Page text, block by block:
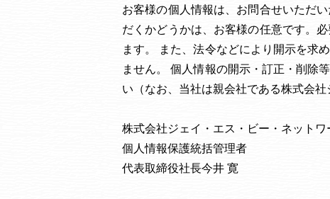
お客様の個人情報は、お問合せいただ
だくかどうかは、お客様の任意です。
ます。 また、法令などにより開示を求
ません。 個人情報の開示・訂正・削除
い（なお、当社は親会社である株式会
株式会社ジェイ・エス・ビー・ネットワ
個人情報保護統括管理者
代表取締役社長今井 寛